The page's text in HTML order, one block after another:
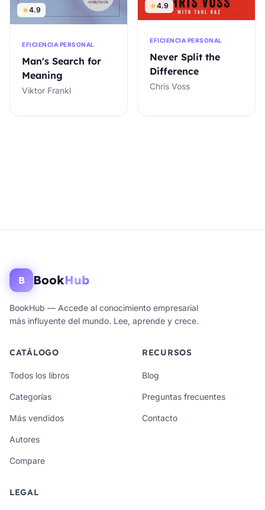
4.9
EFICIENCIA PERSONAL
Man's Search for
Meaning
Viktor Frankl
4.9
EFICIENCIA PERSONAL
Never Split the
Difference
Chris Voss
B BookHub
BookHub — Accede al conocimiento empresarial
más influyente del mundo. Lee, aprende y crece.
CATÁLOGO
Todos los libros
Categorías
Más vendidos
Autores
Compare
RECURSOS
Blog
Preguntas frecuentes
Contacto
LEGAL